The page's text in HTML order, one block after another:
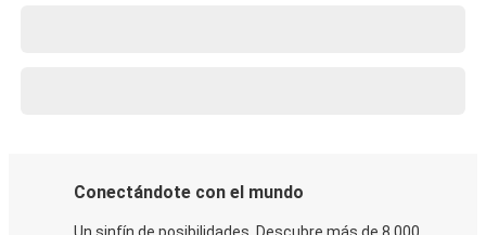
Conectándote con el mundo